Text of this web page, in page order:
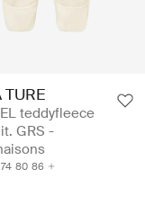
TURE
teddyfleece
GRS -
74 80 86